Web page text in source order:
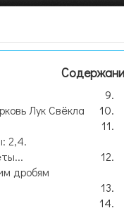
Лук Свёкла
2,4.
дробям